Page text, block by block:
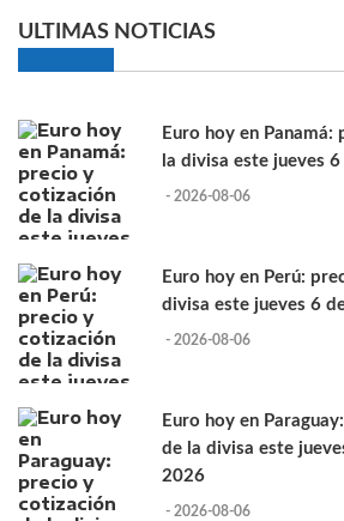
ULTIMAS NOTICIAS
Euro hoy en
la divisa este jueves
- 2026-08-06
Euro hoy en Perú:
divisa este jueves 6
- 2026-08-06
Euro hoy en
de la divisa este
2026
- 2026-08-06